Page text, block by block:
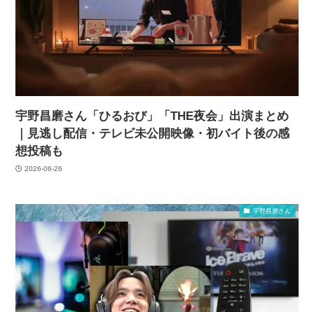
宇野昌磨さん「ひるおび」「THE夜会」出演まとめ
｜見逃し配信・テレビ未公開映像・初バイト後の感
想投稿も
2026-06-26
宇野昌磨さん